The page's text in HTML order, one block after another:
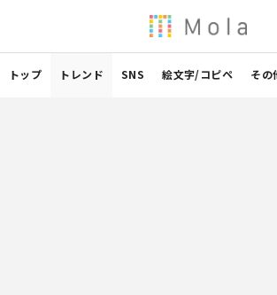
トップ トレンド SNS 絵文字/コピペ その